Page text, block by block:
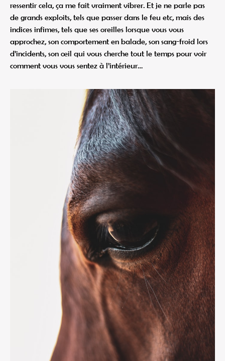
ressentir cela, ça me fait vraiment vibrer. Et je ne parle pas
de grands exploits, tels que passer dans le feu etc, mais des
indices infimes, tels que ses oreilles lorsque vous vous
approchez, son comportement en balade, son sang-froid lors
d’incidents, son œil qui vous cherche tout le temps pour voir
comment vous vous sentez à l’intérieur…